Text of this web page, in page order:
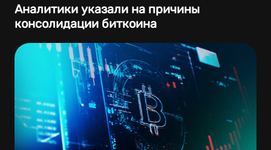
Аналитики указали на причины
консолидации биткоина